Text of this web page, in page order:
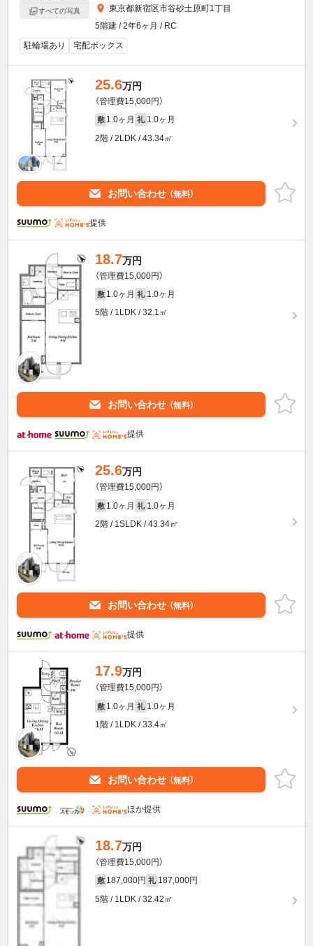
すべての写真
東京都新宿区市谷砂土原町1丁目
5階建 / 2年6ヶ月 / RC
駐輪場あり
宅配ボックス
25.6万円
（管理費15,000円）
敷 1.0ヶ月 礼 1.0ヶ月
2階 / 2LDK / 43.34㎡
お問い合わせ （無料）
提供
18.7万円
（管理費15,000円）
敷 1.0ヶ月 礼 1.0ヶ月
5階 / 1LDK / 32.1㎡
お問い合わせ （無料）
提供
25.6万円
（管理費15,000円）
敷 1.0ヶ月 礼 1.0ヶ月
2階 / 1SLDK / 43.34㎡
お問い合わせ （無料）
提供
17.9万円
（管理費15,000円）
敷 1.0ヶ月 礼 1.0ヶ月
1階 / 1LDK / 33.4㎡
お問い合わせ （無料）
ほか提供
18.7万円
（管理費15,000円）
敷 187,000円 礼 187,000円
5階 / 1LDK / 32.42㎡